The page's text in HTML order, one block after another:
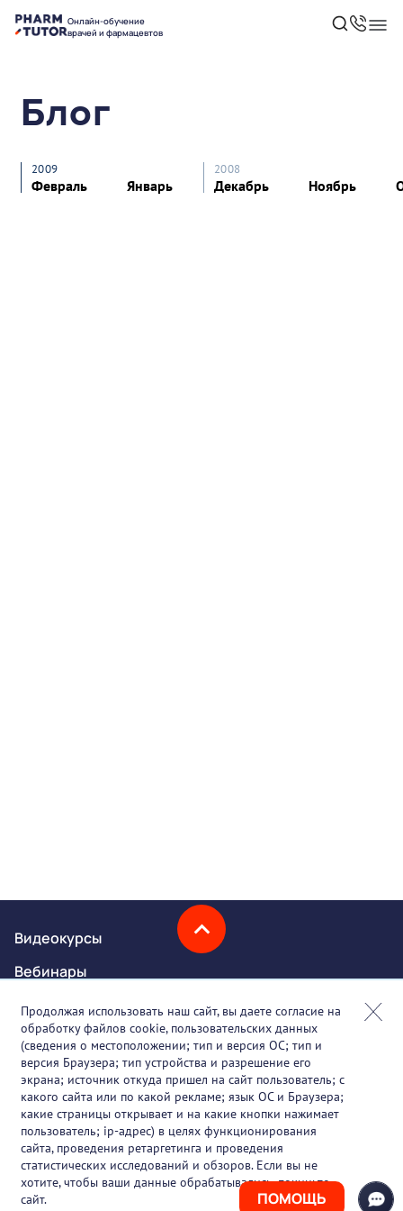
ПОМОЩЬ
Онлайн-обучение
врачей и фармацевтов
Блог
2009
Февраль Январь
2008
Декабрь Ноябрь
Видеокурсы
Вебинары
Онлайн-события
Партнеры
О проекте
Вакансии
Блог
Контакты
Продолжая использовать наш сайт, вы даете согласие на
обработку файлов cookie, пользовательских данных
(сведения о местоположении; тип и версия ОС; тип и
версия Браузера; тип устройства и разрешение его
экрана; источник откуда пришел на сайт пользователь; с
какого сайта или по какой рекламе; язык ОС и Браузера;
какие страницы открывает и на какие кнопки нажимает
пользователь; ip-адрес) в целях функционирования
сайта, проведения ретаргетинга и проведения
статистических исследований и обзоров. Если вы не
хотите, чтобы ваши данные обрабатывались, покиньте
сайт.